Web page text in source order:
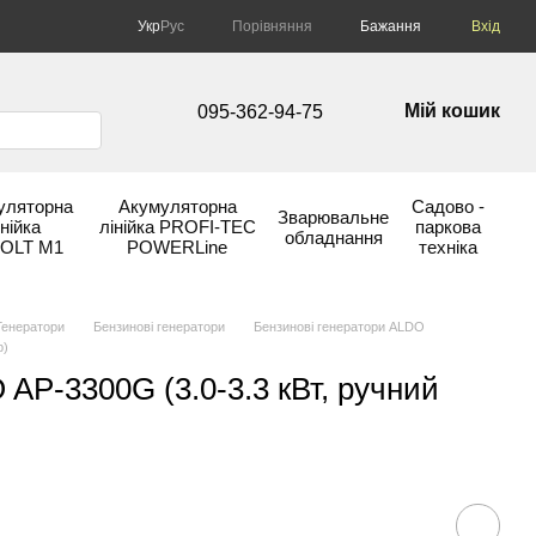
УкрРус Порівняння Бажання Вхід
095-362-94-75 Мій кошик
М1
Акумуляторна
лінійка PROFI-TEC
POWERLine
Зварювальне
обладнання
Садово -
паркова
техніка
Бензинові генератори
Бензинові генератори ALDO
3300G (3.0-3.3 кВт, ручний